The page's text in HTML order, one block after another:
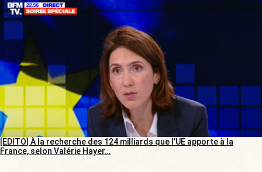
[EDITO] À la recherche des 124 milliards que l’UE apporte à la
France, selon Valérie Hayer…